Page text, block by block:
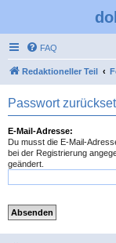
FAQ
Redaktioneller Teil
Passwort
E-Mail-Adresse:
Du musst die E-Mail-
bei der Registrierung
geändert.